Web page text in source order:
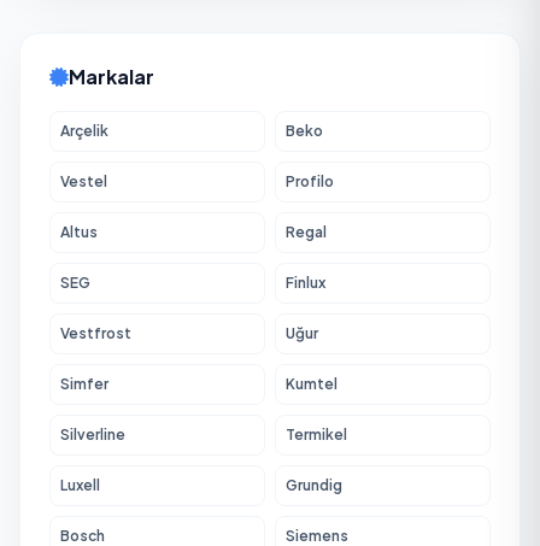
Markalar
Arçelik Beko
Vestel Profilo
Altus Regal
SEG Finlux
Vestfrost Uğur
Simfer Kumtel
Silverline Termikel
Luxell Grundig
Bosch Siemens